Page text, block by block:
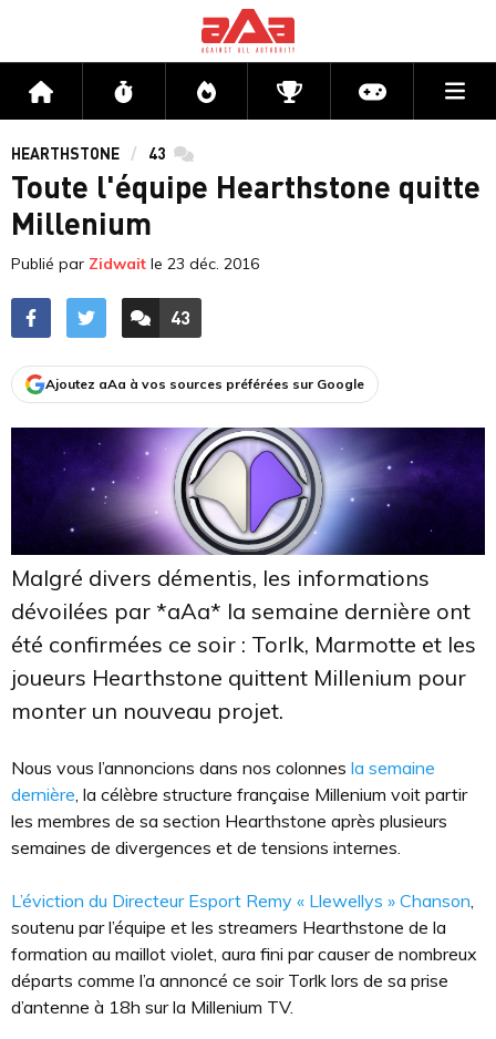
Accueil Flux Directs CompétitionsActu jeux
HEARTHSTONE 43 commentaires
Toute l'équipe Hearthstone quitte
Millenium
Publié par Zidwait le 23 déc. 2016
ACCÉDER AUX
43
COMMENTAIRES
Ajoutez aAa à vos sources préférées sur Google
Malgré divers démentis, les informations
dévoilées par *aAa* la semaine dernière ont
été confirmées ce soir : Torlk, Marmotte et les
joueurs Hearthstone quittent Millenium pour
monter un nouveau projet.
Nous vous l’annoncions dans nos colonnes la semaine
dernière , la célèbre structure française Millenium voit partir
les membres de sa section Hearthstone après plusieurs
semaines de divergences et de tensions internes.
L’éviction du Directeur Esport Remy « Llewellys » Chanson
soutenu par l’équipe et les streamers Hearthstone de la
formation au maillot violet, aura fini par causer de nombreux
départs comme l’a annoncé ce soir Torlk lors de sa prise
d’antenne à 18h sur la Millenium TV.